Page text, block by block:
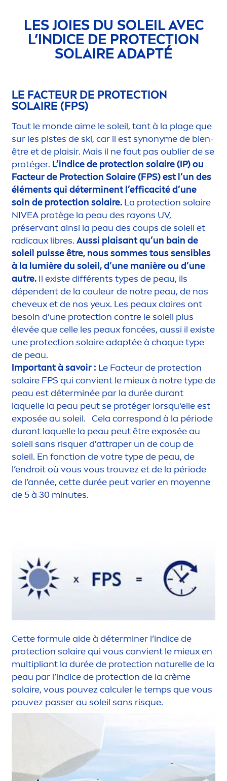
LES JOIES DU SOLEIL AVEC
L’INDICE DE PROTECTION
SOLAIRE ADAPTÉ
LE FACTEUR DE PROTECTION
SOLAIRE (FPS)
Tout le monde aime le soleil, tant à la plage que
sur les pistes de ski, car il est synonyme de bien-
être et de plaisir. Mais il ne faut pas oublier de se
protéger. L’indice de protection solaire (IP) ou
Facteur de Protection Solaire (FPS) est l’un des
éléments qui déterminent l’efficacité d’une
soin de protection solaire. La protection solaire
NIVEA protège la peau des rayons UV,
préservant ainsi la peau des coups de soleil et
radicaux libres. Aussi plaisant qu’un bain de
soleil puisse être, nous sommes tous sensibles
à la lumière du soleil, d’une manière ou d’une
autre. Il existe différents types de peau, ils
dépendent de la couleur de notre peau, de nos
cheveux et de nos yeux. Les peaux claires ont
besoin d’une protection contre le soleil plus
élevée que celle les peaux foncées, aussi il existe
une protection solaire adaptée à chaque type
de peau.
Important à savoir : Le Facteur de protection
solaire FPS qui convient le mieux à notre type de
peau est déterminée par la durée durant
laquelle la peau peut se protéger lorsqu'elle est
exposée au soleil. Cela correspond à la période
durant laquelle la peau peut être exposée au
soleil sans risquer d'attraper un de coup de
soleil. En fonction de votre type de peau, de
l’endroit où vous vous trouvez et de la période
de l’année, cette durée peut varier en moyenne
de 5 à 30 minutes.
Cette formule aide à déterminer l’indice de
protection solaire qui vous convient le mieux en
multipliant la durée de protection naturelle de la
peau par l’indice de protection de la crème
solaire, vous pouvez calculer le temps que vous
pouvez passer au soleil sans risque.